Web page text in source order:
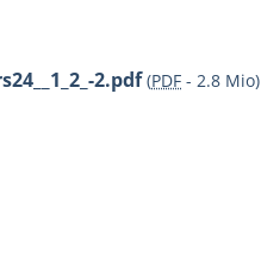
2.pdf (PDF - 2.8 Mio)